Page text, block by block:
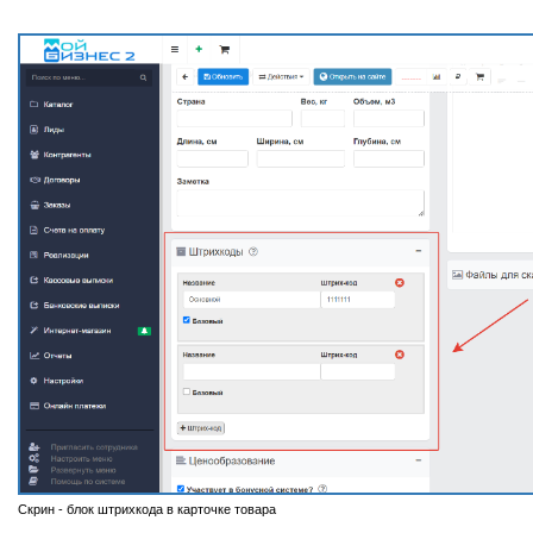
Скрин - блок штрихкода в карточке товара